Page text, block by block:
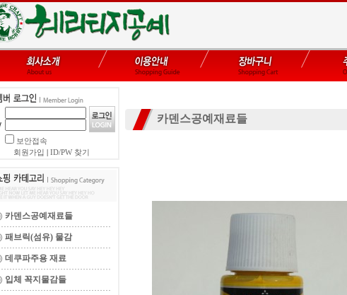
보안접속
회원가입
ID/PW 찾기
카덴스공예재료들
패브릭(섬유) 물감
데쿠파주용 재료
입체 꼭지물감들
카덴스공예재료들